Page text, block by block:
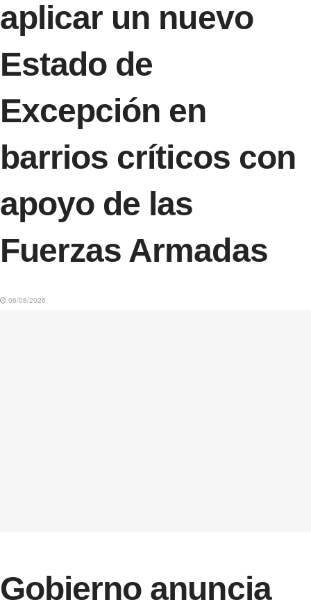
aplicar un nuevo
Estado de
Excepción en
barrios críticos con
apoyo de las
Fuerzas Armadas
06/08/2026
Gobierno anuncia